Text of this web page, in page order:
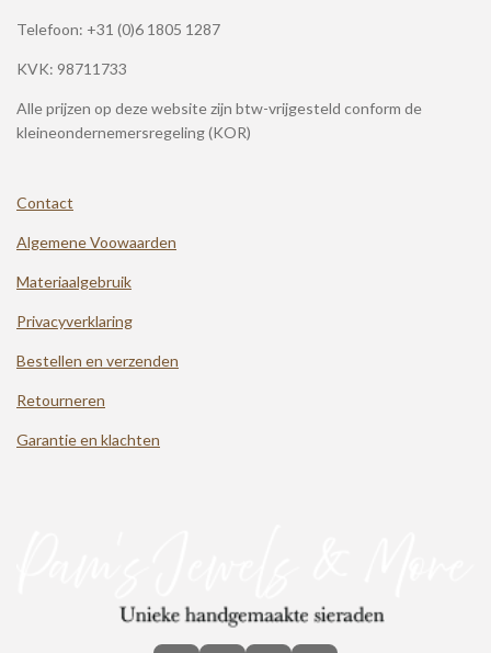
Telefoon: +31 (0)6 1805 1287
KVK: 98711733
Alle prijzen op deze website zijn btw-vrijgesteld conform de
kleineondernemersregeling (KOR)
Contact
Algemene Voowaarden
Materiaalgebruik
Privacyverklaring
Bestellen en verzenden
Retourneren
Garantie en klachten